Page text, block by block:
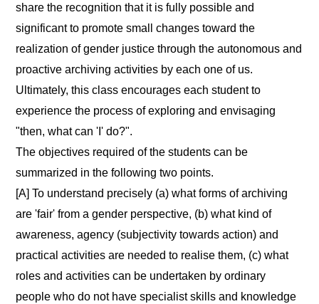
share the recognition that it is fully possible and
significant to promote small changes toward the
realization of gender justice through the autonomous and
proactive archiving activities by each one of us.
Ultimately, this class encourages each student to
experience the process of exploring and envisaging
"then, what can 'I' do?".
The objectives required of the students can be
summarized in the following two points.
[A] To understand precisely (a) what forms of archiving
are 'fair' from a gender perspective, (b) what kind of
awareness, agency (subjectivity towards action) and
practical activities are needed to realise them, (c) what
roles and activities can be undertaken by ordinary
people who do not have specialist skills and knowledge